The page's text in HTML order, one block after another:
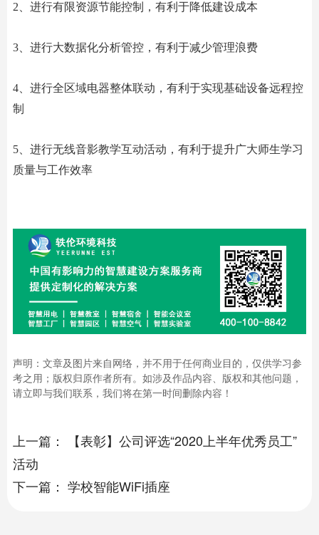
2、进行有限资源节能控制，有利于降低建设成本
3、进行大数据化分析管控，有利于减少管理浪费
4、进行全区域电器整体联动，有利于实现基础设备远程控
制
5、进行无线音影教学互动活动，有利于提升广大师生学习
质量与工作效率
声明：文章及图片来自网络，并不用于任何商业目的，仅供学习参
考之用；版权归原作者所有。如涉及作品内容、版权和其他问题，
请立即与我们联系，我们将在第一时间删除内容！
上一篇：
【表彰】公司评选“2020上半年优秀员工”
活动
下一篇： 学校智能WiFi插座